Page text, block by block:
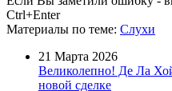
Ctrl+Enter
Материалы по теме: Слухи
21 Марта 2026
Великолепно! Де Ла
новой сделке